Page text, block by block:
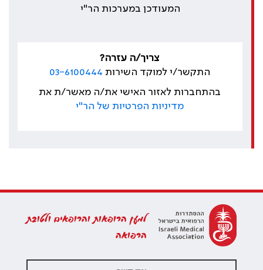
המעודכן במערכות הר"י
צריך/ה עזרה?
התקשר/י למוקד השירות 03-6100444
בהתחברות לאזור האישי את/ה מאשר/ת את
מדיניות הפרטיות של הר"י
למען הרופאות והרופאים ולטובת
הרפואה